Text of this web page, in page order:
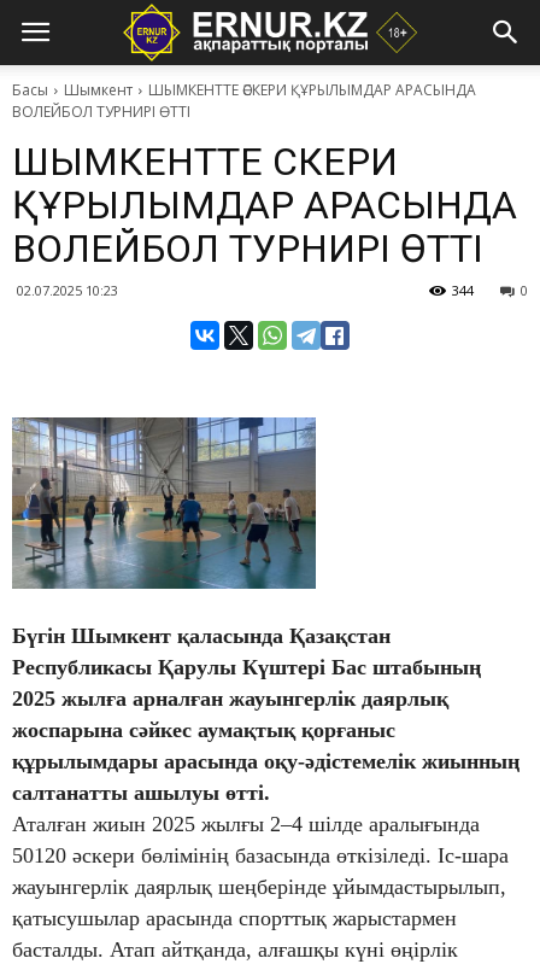
Басы Шымкент
​ШЫМКЕНТТЕ ӘСКЕРИ ҚҰРЫЛЫМДАР АРАСЫНДА
ВОЛЕЙБОЛ ТУРНИРІ ӨТТІ
​ШЫМКЕНТТЕ ӘСКЕРИ
ҚҰРЫЛЫМДАР АРАСЫНДА
ВОЛЕЙБОЛ ТУРНИРІ ӨТТІ
02.07.2025 10:23 0
344
Бүгін Шымкент қаласында Қазақстан
Республикасы Қарулы Күштері Бас штабының
2025 жылға арналған жауынгерлік даярлық
жоспарына сәйкес аумақтық қорғаныс
құрылымдары арасында оқу-әдістемелік жиынның
салтанатты ашылуы өтті.
Аталған жиын 2025 жылғы 2–4 шілде аралығында
50120 әскери бөлімінің базасында өткізіледі. Іс-шара
жауынгерлік даярлық шеңберінде ұйымдастырылып,
қатысушылар арасында спорттық жарыстармен
басталды. Атап айтқанда, алғашқы күні өңірлік